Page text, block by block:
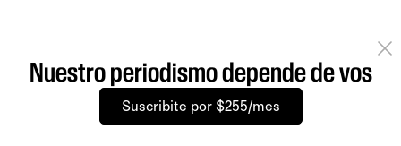
Nuestro periodismo depende de vos
Suscribite por $255/mes